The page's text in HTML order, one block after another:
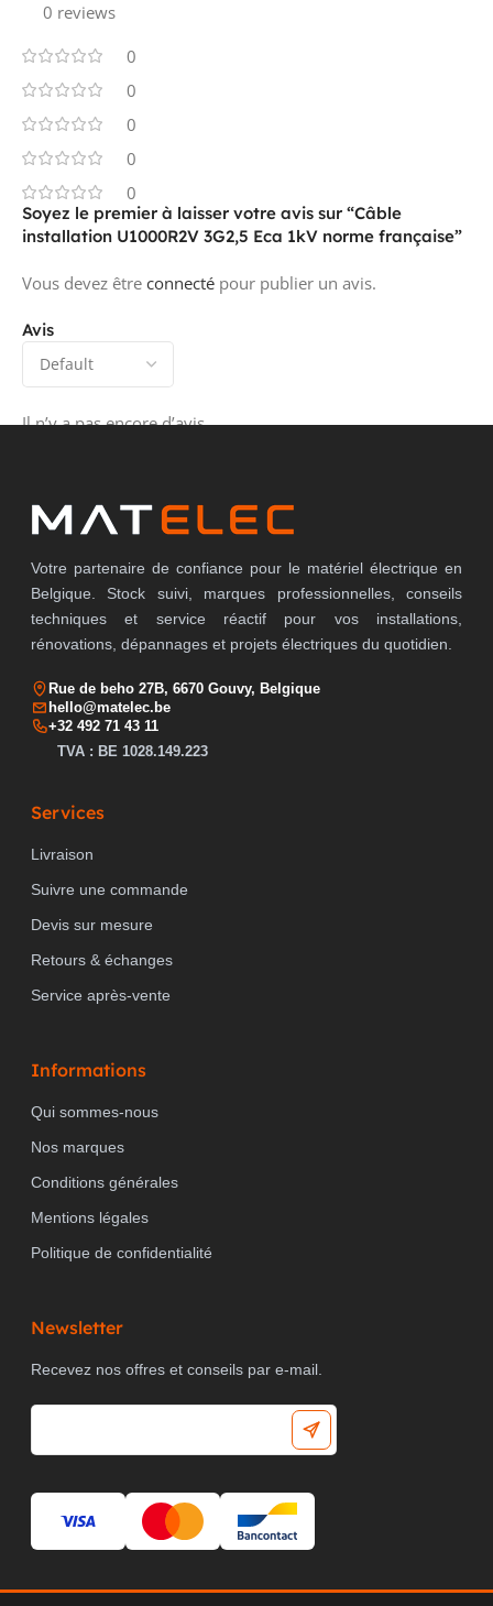
0 reviews
0
0
0
0
0
Avis
Il n’y a pas encore d’avis.
Soyez le premier à laisser votre avis sur “Câble
installation U1000R2V 3G2,5 Eca 1kV norme française”
Vous devez être connecté pour publier un avis.
Votre partenaire de confiance pour le matériel électrique en
Belgique. Stock suivi, marques professionnelles, conseils
techniques et service réactif pour vos installations,
rénovations, dépannages et projets électriques du quotidien.
Rue de beho 27B, 6670 Gouvy, Belgique
hello@matelec.be
+32 492 71 43 11
TVA : BE 1028.149.223
Services
Livraison
Suivre une commande
Devis sur mesure
Retours & échanges
Service après-vente
Informations
Qui sommes-nous
Nos marques
Conditions générales
Mentions légales
Politique de confidentialité
Newsletter
Recevez nos offres et conseils par e-mail.